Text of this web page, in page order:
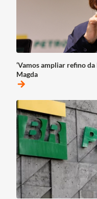
‘Vamos ampliar refino
Magda
arrow_forward